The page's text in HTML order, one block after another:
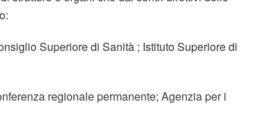
Superiore di Sanità ; Istituto Superiore di
regionale permanente; Agenzia per i